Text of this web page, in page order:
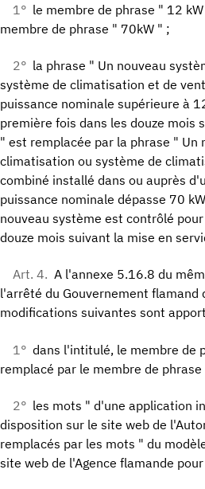
1° le membre de phrase " 12
membre de phrase " 70kW " ;
2° la phrase " Un nouveau
système de climatisation et de
puissance nominale supérieure à
première fois dans les douze mois
" est remplacée par la phrase " Un
climatisation ou système de
combiné installé dans ou auprès
puissance nominale dépasse 70
nouveau système est contrôlé
douze mois suivant la mise en
Art. 4. A l'annexe 5.16.8 du
l'arrêté du Gouvernement flamand
modifications suivantes sont
1° dans l'intitulé, le membre de
remplacé par le membre de
2° les mots " d'une application
disposition sur le site web de
remplacés par les mots " du
site web de l'Agence flamande